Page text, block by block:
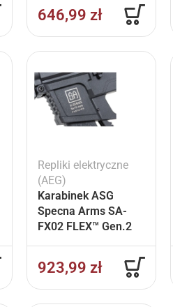
646,99zł
Repliki elektryczne
(AEG)
Karabinek ASG
Specna Arms SA-
FX02 FLEX™ Gen.2
923,99zł